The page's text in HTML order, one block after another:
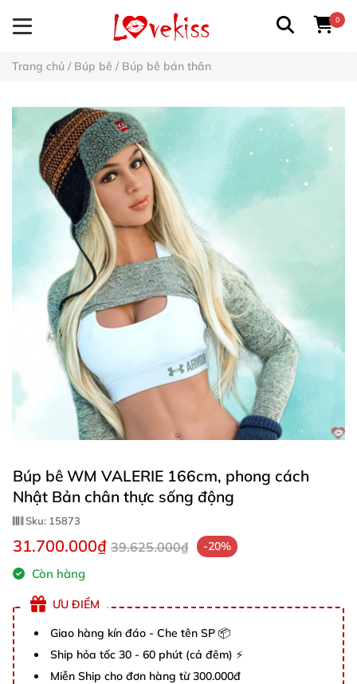
0
Trang chủ / Búp bê / Búp bê bán thân
Búp bê WM VALERIE 166cm, phong cách
Nhật Bản chân thực sống động
Sku: 15873
31.700.000₫ 39.625.000₫ -20%
Còn hàng
ƯU ĐIỂM
Giao hàng kín đáo - Che tên SP 📦
Ship hỏa tốc 30 - 60 phút (cả đêm) ⚡
Miễn Ship cho đơn hàng từ 300.000đ